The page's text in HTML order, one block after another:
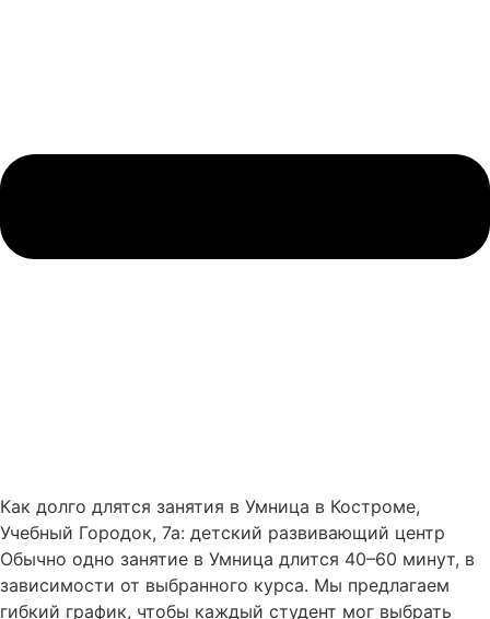
Как долго длятся занятия в Умница в Костроме,
Учебный Городок, 7а: детский развивающий центр
Обычно одно занятие в Умница длится 40–60 минут, в
зависимости от выбранного курса. Мы предлагаем
гибкий график, чтобы каждый студент мог выбрать